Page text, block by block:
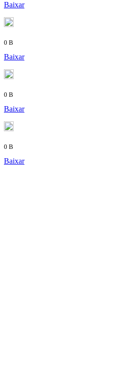
Baixar
0 B
Baixar
0 B
Baixar
0 B
Baixar